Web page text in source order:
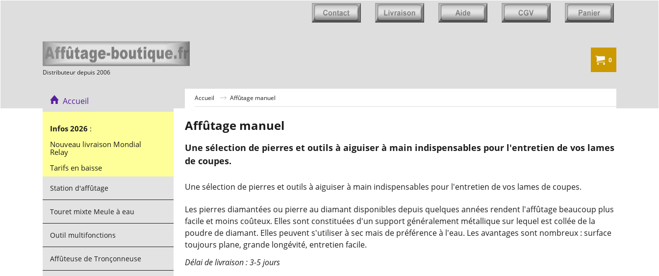
Distributeur depuis 2006
0
Accueil
Infos 2026 :
Nouveau livraison Mondial
Relay
Tarifs en baisse
Station d'affûtage
Touret mixte Meule à eau
Outil multifonctions
Affûteuse de Tronçonneuse
Accueil Affûtage manuel
Affûtage manuel
Une sélection de pierres et outils à aiguiser à main indispensables pour l'entretien de vos lames
de coupes.
Une sélection de pierres et outils à aiguiser à main indispensables pour l'entretien de vos lames de coupes.
Les pierres diamantées ou pierre au diamant disponibles depuis quelques années rendent l'affûtage beaucoup plus
facile et moins coûteux. Elles sont constituées d'un support généralement métallique sur lequel est collée de la
poudre de diamant. Elles peuvent s'utiliser à sec mais de préférence à l'eau. Les avantages sont nombreux : surface
toujours plane, grande longévité, entretien facile.
Délai de livraison : 3-5 jours